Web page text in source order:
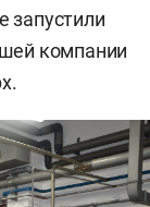
запустили
компании